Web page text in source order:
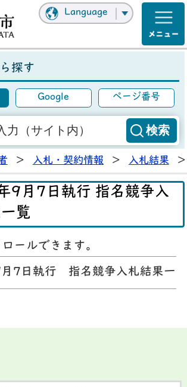
Language
探す
Google ページ番号
> 入札・契約情報 > 入札結果 >
9月7日執行 指名競争入
覧
ールできます。
月7日執行 指名競争入札結果一